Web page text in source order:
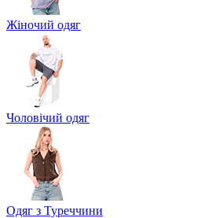
Жіночий одяг
Чоловічий одяг
Одяг з Туреччини